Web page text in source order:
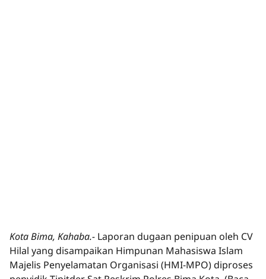
Kota Bima, Kahaba.- Laporan dugaan penipuan oleh CV
Hilal yang disampaikan Himpunan Mahasiswa Islam
Majelis Penyelamatan Organisasi (HMI-MPO) diproses